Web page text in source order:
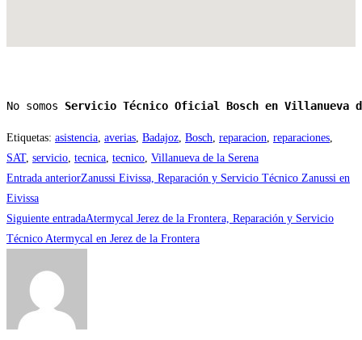
No somos Servicio Técnico Oficial Bosch en Villanueva
Etiquetas: asistencia, averias, Badajoz, Bosch, reparacion, reparaciones,
SAT, servicio, tecnica, tecnico, Villanueva de la Serena
Leer
más
artículos
Entrada anteriorZanussi Eivissa, Reparación y Servicio Técnico Zanussi en
Eivissa
Siguiente entradaAtermycal Jerez de la Frontera, Reparación y Servicio
Técnico Atermycal en Jerez de la Frontera